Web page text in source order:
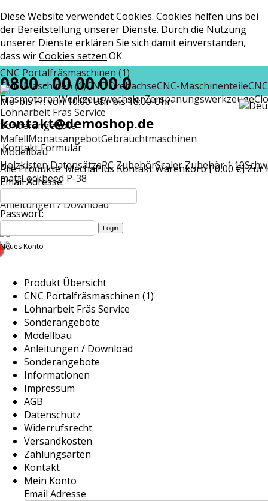
Diese Website verwendet Cookies. Cookies helfen uns bei
der Bereitstellung unserer Dienste. Durch die Nutzung
unserer Dienste erklären Sie sich damit einverstanden,
dass wirCookies setzen.OK
CNC Portalfräsmaschinen (1)
CNC-Maschinen (1)CNC DrehachseCNC-Maschinenteile
FräsmotorenWerkzeugwechslerZerspanungswerkzeuge
Lohnarbeit Fräs Service
Sonderangebote
MafellMonatsangebotGebrauchtmaschinen
Modellbau
Holzkisten DatensätzeRC ZubehörScaler Zubehör 1:10
mattLockheed P-38
Anleitungen / Download
Anleitungen / Download
0800 - 00 00 00 0
Mo. bis Fr. von 10:00 Uhr bis 18:00 Uhr
kontakt@demoshop.de
Kontakt Formular
Alle Produkte MechaPlus KontaktWarenkorb [ 0,00 €]Zur
Email Adresse:
Passwort:
Neues Konto
Produkt Übersicht
CNC Portalfräsmaschinen (1)
Lohnarbeit Fräs Service
Sonderangebote
Modellbau
Anleitungen / Download
Sonderangebote
Informationen
Impressum
AGB
Datenschutz
Widerrufsrecht
Versandkosten
Zahlungsarten
Kontakt
Mein Konto
Email Adresse